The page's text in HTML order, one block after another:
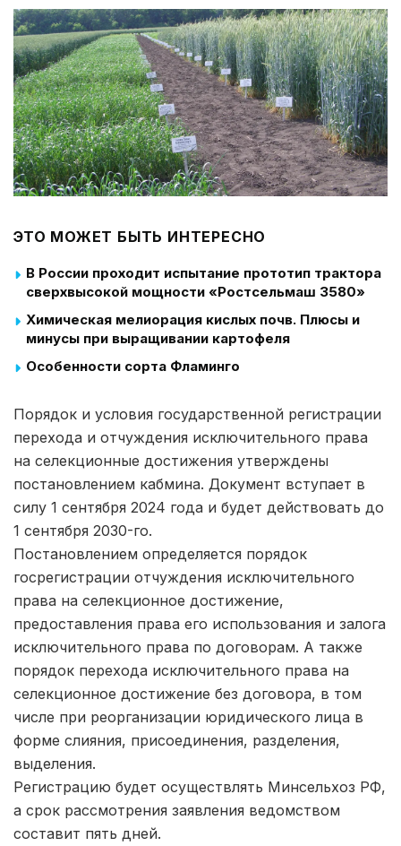
ЭТО МОЖЕТ БЫТЬ ИНТЕРЕСНО
В России проходит испытание прототип трактора
сверхвысокой мощности «Ростсельмаш 3580»
Химическая мелиорация кислых почв. Плюсы и
минусы при выращивании картофеля
Особенности сорта Фламинго
Порядок и условия государственной регистрации
перехода и отчуждения исключительного права
на селекционные достижения утверждены
постановлением кабмина. Документ вступает в
силу 1 сентября 2024 года и будет действовать до
1 сентября 2030-го.
Постановлением определяется порядок
госрегистрации отчуждения исключительного
права на селекционное достижение,
предоставления права его использования и залога
исключительного права по договорам. А также
порядок перехода исключительного права на
селекционное достижение без договора, в том
числе при реорганизации юридического лица в
форме слияния, присоединения, разделения,
выделения.
Регистрацию будет осуществлять Минсельхоз РФ,
а срок рассмотрения заявления ведомством
составит пять дней.